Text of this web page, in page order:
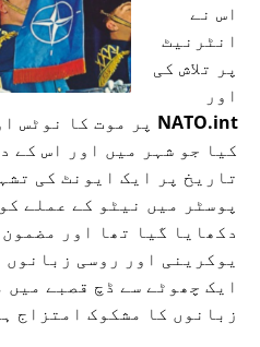
اس نے
انٹرنیٹ
پر تلاش کی
اور
NATO.int پر موت کا نوٹس
کیا جو شہر میں اور اس کے
تاریخ پر ایک ایونٹ کی
پوسٹر میں نیٹو کے عملے
دکھایا گیا تھا اور
یوکرینی اور روسی
ایک چھوٹے سے ڈچ قصبے
زبانوں کا مشکوک امتزاج